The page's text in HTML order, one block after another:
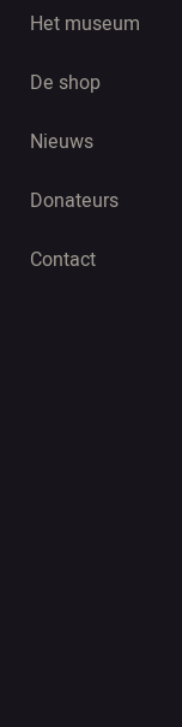
Het museum
De shop
Nieuws
Donateurs
Contact